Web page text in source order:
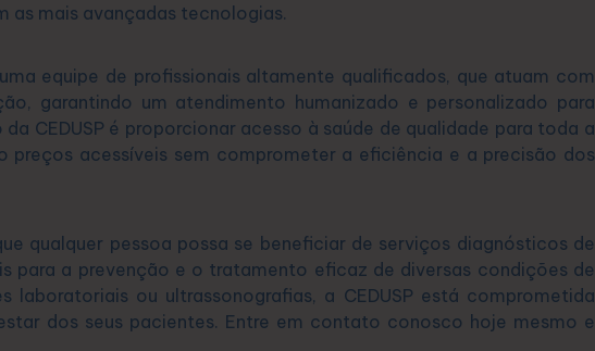
as mais avançadas tecnologias.
equipe de profissionais altamente qualificados, que atuam com
garantindo um atendimento humanizado e personalizado para
CEDUSP é proporcionar acesso à saúde de qualidade para toda a
preços acessíveis sem comprometer a eficiência e a precisão dos
qualquer pessoa possa se beneficiar de serviços diagnósticos de
para a prevenção e o tratamento eficaz de diversas condições de
laboratoriais ou ultrassonografias, a CEDUSP está comprometida
dos seus pacientes. Entre em contato conosco hoje mesmo e